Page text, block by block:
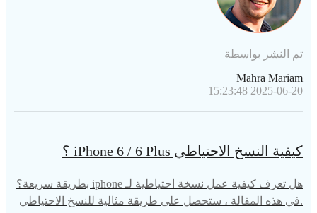
تم النشر بواسطة
Mahra Mariam
2025-06-20 15:23:48
كيفية النسخ الاحتياطي iPhone 6 / 6 Plus ؟
هل تعرف كيفية عمل نسخة احتياطية لـ iphone بطريقة سريعة؟
.في هذه المقالة ، ستحصل على طريقة مثالية للنسخ الاحتياطي